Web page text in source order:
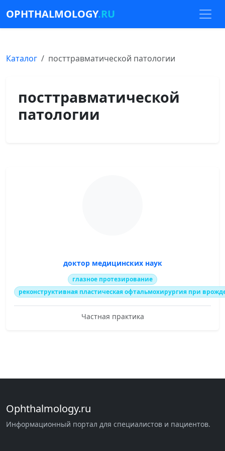
OPHTHALMOLOGY.RU
Каталог посттравматической патологии
посттравматической
патологии
доктор медицинских наук
глазное протезирование
реконструктивная пластическая офтальмохирургия при
Частная практика
Ophthalmology.ru
Информационный портал для специалистов и пациентов.